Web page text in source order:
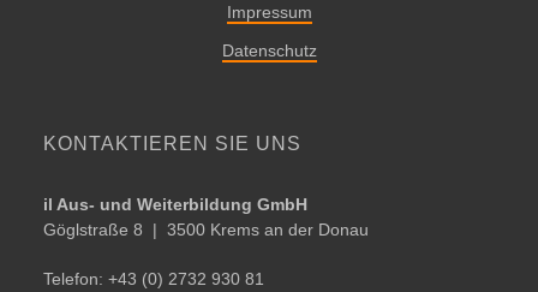
Impressum
Datenschutz
KONTAKTIEREN SIE UNS
il Aus- und Weiterbildung GmbH
Göglstraße 8 | ­­3500 Krems an der Donau
Telefon: +43 (0) 2732 930 81